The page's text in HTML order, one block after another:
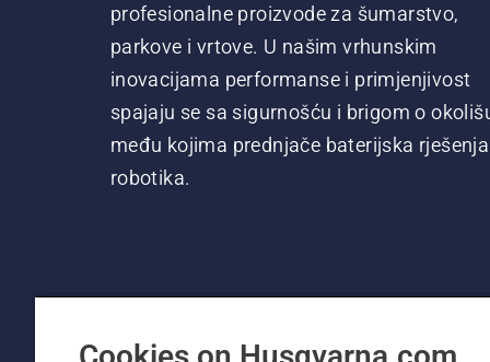
profesionalne proizvode za šumarstvo,
parkove i vrtove. U našim vrhunskim
inovacijama performanse i primjenjivost
spajaju se sa sigurnošću i brigom o
među kojima prednjače baterijska
robotika.